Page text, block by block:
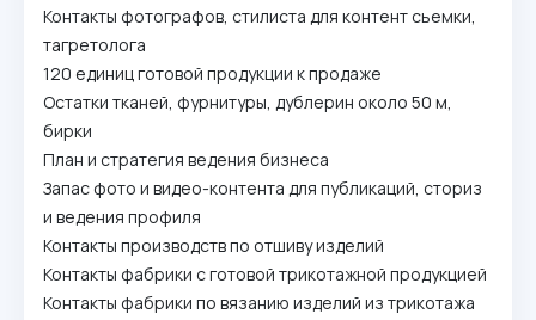
Контакты фотографов, стилиста для контент сьемки,
тагретолога
120 единиц готовой продукции к продаже
Остатки тканей, фурнитуры, дублерин около 50 м,
бирки
План и стратегия ведения бизнеса
Запас фото и видео-контента для публикаций, сториз
и ведения профиля
Контакты производств по отшиву изделий
Контакты фабрики с готовой трикотажной продукцией
Контакты фабрики по вязанию изделий из трикотажа